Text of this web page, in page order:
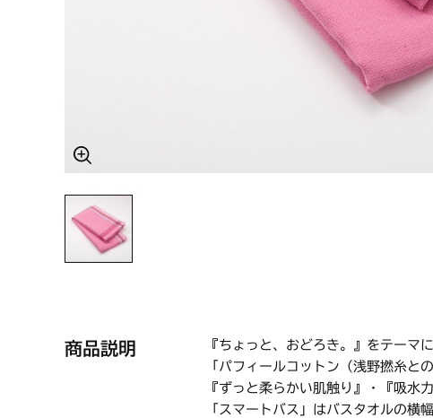
商品説明
『ちょっと、おどろき。』をテーマ
「パフィールコットン（浅野撚糸
『ずっと柔らかい肌触り』・『吸水
「スマートバス」はバスタオルの横